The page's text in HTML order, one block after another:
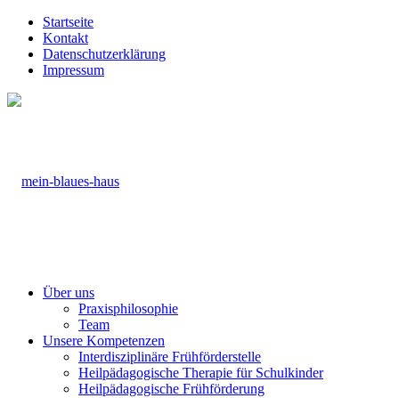
Startseite
Kontakt
Datenschutzerklärung
Impressum
Über uns
Praxisphilosophie
Team
Unsere Kompetenzen
Interdisziplinäre Frühförderstelle
Heilpädagogische Therapie für Schulkinder
Heilpädagogische Frühförderung